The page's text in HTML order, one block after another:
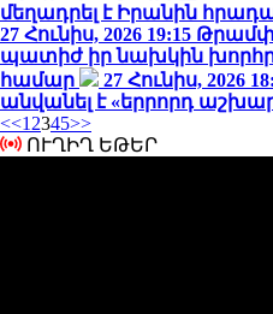
մեղադրել է Իրանին
27 Հունիս, 2026 19:15
պատիժ իր նախկին
համար
27 Հունիս, 2026
անվանել է «երրորդ
<<1 2345>>
ՈՒՂԻՂ ԵԹԵՐ